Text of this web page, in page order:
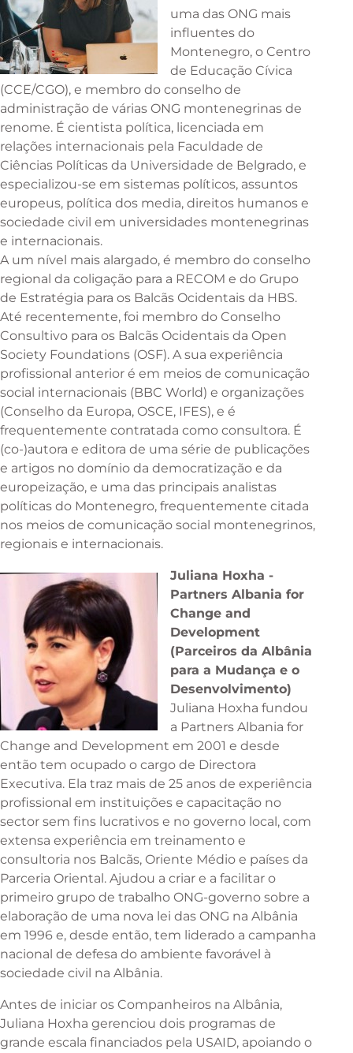
uma das ONG mais
influentes do
Montenegro, o Centro
de Educação Cívica
(CCE/CGO), e membro do conselho de
administração de várias ONG montenegrinas de
renome. É cientista política, licenciada em
relações internacionais pela Faculdade de
Ciências Políticas da Universidade de Belgrado, e
especializou-se em sistemas políticos, assuntos
europeus, política dos media, direitos humanos e
sociedade civil em universidades montenegrinas
e internacionais.
A um nível mais alargado, é membro do conselho
regional da coligação para a RECOM e do Grupo
de Estratégia para os Balcãs Ocidentais da HBS.
Até recentemente, foi membro do Conselho
Consultivo para os Balcãs Ocidentais da Open
Society Foundations (OSF). A sua experiência
profissional anterior é em meios de comunicação
social internacionais (BBC World) e organizações
(Conselho da Europa, OSCE, IFES), e é
frequentemente contratada como consultora. É
(co-)autora e editora de uma série de publicações
e artigos no domínio da democratização e da
europeização, e uma das principais analistas
políticas do Montenegro, frequentemente citada
nos meios de comunicação social montenegrinos,
regionais e internacionais.
Juliana Hoxha -
Partners Albania for
Change and
Development
(Parceiros da Albânia
para a Mudança e o
Desenvolvimento)
Juliana Hoxha fundou
a Partners Albania for
Change and Development em 2001 e desde
então tem ocupado o cargo de Directora
Executiva. Ela traz mais de 25 anos de experiência
profissional em instituições e capacitação no
sector sem fins lucrativos e no governo local, com
extensa experiência em treinamento e
consultoria nos Balcãs, Oriente Médio e países da
Parceria Oriental. Ajudou a criar e a facilitar o
primeiro grupo de trabalho ONG-governo sobre a
elaboração de uma nova lei das ONG na Albânia
em 1996 e, desde então, tem liderado a campanha
nacional de defesa do ambiente favorável à
sociedade civil na Albânia.
Antes de iniciar os Companheiros na Albânia,
Juliana Hoxha gerenciou dois programas de
grande escala financiados pela USAID, apoiando o